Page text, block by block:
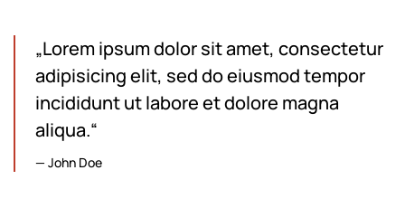
„Lorem ipsum dolor sit amet, consectetur
adipisicing elit, sed do eiusmod tempor
incididunt ut labore et dolore magna
aliqua.“
John Doe